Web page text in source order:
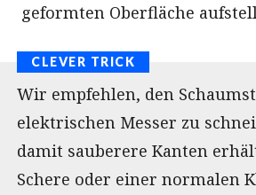
geformten Oberfläche
Wir empfehlen, den
elektrischen Messer zu
damit sauberere Kanten
Schere oder einer normalen